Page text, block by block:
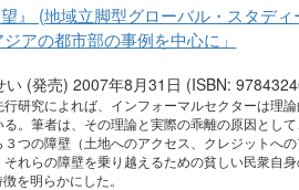
』 (地域立脚型グローバル・スタデ
アの都市部の事例を中心に」
(発売) 2007年8月31日 (ISBN:
研究によれば、インフォーマルセクターは理
。筆者は、その理論と実際の乖離の原因とし
つの障壁（土地へのアクセス、クレジットへ
れらの障壁を乗り越えるための貧しい民衆自身
を明らかにした。